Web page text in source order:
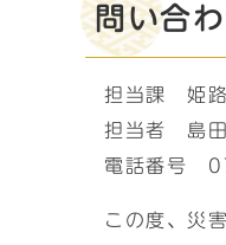
問い合
担当課 姫路
担当者 島田
電話番号
この度、災